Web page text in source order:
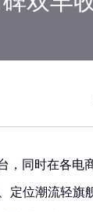
，同时在各电
定位潮流轻旗